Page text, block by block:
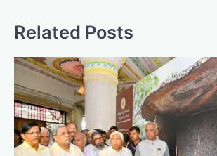
i
g
a
t
i
o
Related Posts